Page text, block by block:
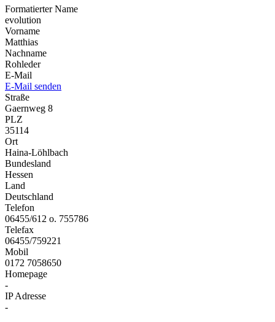
Formatierter Name
evolution
Vorname
Matthias
Nachname
Rohleder
E-Mail
E-Mail senden
Straße
Gaernweg 8
PLZ
35114
Ort
Haina-Löhlbach
Bundesland
Hessen
Land
Deutschland
Telefon
06455/612 o. 755786
Telefax
06455/759221
Mobil
0172 7058650
Homepage
-
IP Adresse
-